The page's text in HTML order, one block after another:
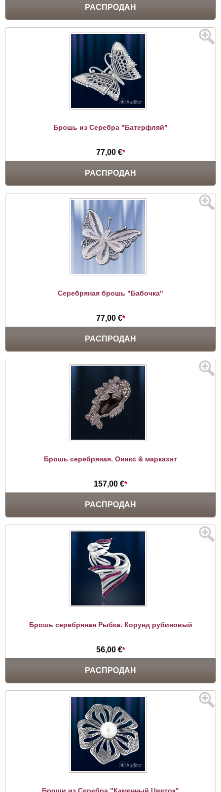
РАСПРОДАН
Брошь из Серебра "Батерфляй"
77,00 €*
РАСПРОДАН
Серебряная брошь "Бабочка"
77,00 €*
РАСПРОДАН
Брошь серебряная. Оникс & марказит
157,00 €*
РАСПРОДАН
Брошь серебряная Рыбка. Корунд рубиновый
56,00 €*
РАСПРОДАН